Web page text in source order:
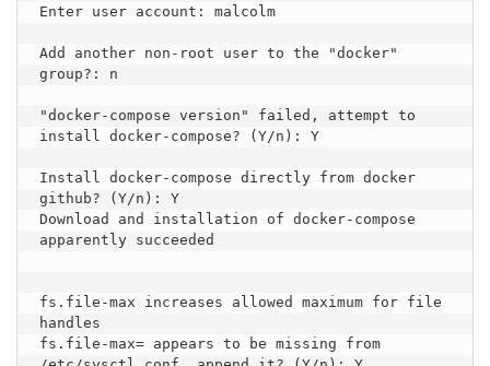
Enter user account: malcolm
Add another non-root user to the "docker"
group?: n
"docker-compose version" failed, attempt to
install docker-compose? (Y/n): Y
Install docker-compose directly from docker
github? (Y/n): Y
Download and installation of docker-compose
apparently succeeded
fs.file-max increases allowed maximum for file
handles
fs.file-max= appears to be missing from